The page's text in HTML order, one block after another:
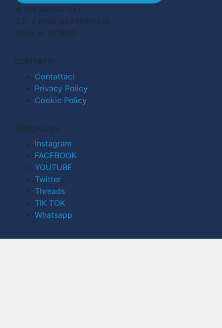
© CN MEDIA S.r.l.
C.F. e P.IVA 04998911210
R.E.A. n. 727803
CONTATTI
Contattaci
Privacy Policy
Cookie Policy
SEGUICI SU
Instagram
FACEBOOK
YOUTUBE
Twitter
Threads
TIK TOK
Whatsapp